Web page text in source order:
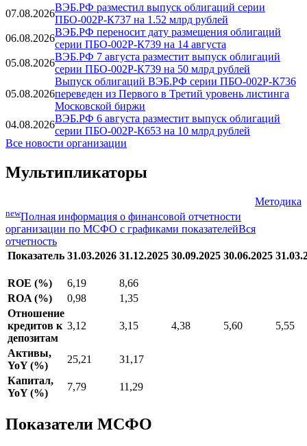
07.08.2026
ВЭБ.РФ разместил выпуск облигаций серии
ПБО-002Р-К737 на 1.52 млрд рублей
06.08.2026
ВЭБ.РФ переносит дату размещения облигаций
серии ПБО-002Р-К739 на 14 августа
05.08.2026
ВЭБ.РФ 7 августа разместит выпуск облигаций
серии ПБО-002Р-К739 на 50 млрд рублей
05.08.2026
Выпуск облигаций ВЭБ.РФ серии ПБО-002Р-К736
переведен из Первого в Третий уровень листинга
Московской биржи
04.08.2026
ВЭБ.РФ 6 августа разместит выпуск облигаций
серии ПБО-002Р-К653 на 10 млрд рублей
Все новости организации
Мультипликаторы
Методика
newПолная информация о финансовой отчетности
организации по МСФО с графиками показателейВся
отчетность
Показатель 31.03.2026 31.12.2025 30.09.2025 30.06.2025
ROE (%) 6,19
8,66
ROA (%)
0,98
1,35
Отношение
кредитов к
депозитам
3,12 3,15 4,38 5,60 5,55
Активы,
YoY (%)
25,21
31,17
Капитал,
YoY (%)
7,79 11,29
Показатели МСФО